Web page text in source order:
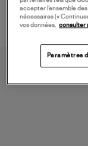
accepter l’ensemble
nécessaires («
vos données, consulter
Paramètres